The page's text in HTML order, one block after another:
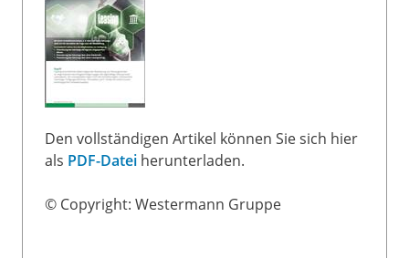
Den vollständigen Artikel können Sie sich hier
als PDF-Datei herunterladen.
© Copyright: Westermann Gruppe